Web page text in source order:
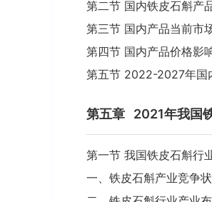
第二节 国内铁皮石斛产
第三节 国内产品当前市
第四节 国内产品价格影
第五节 2022-2027年国
第五章 2021年我国
第一节 我国铁皮石斛行
一、铁皮石斛产业竞争